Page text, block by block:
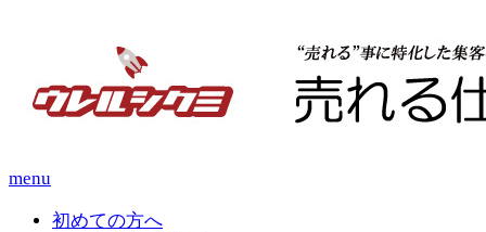
menu
初めての方へ